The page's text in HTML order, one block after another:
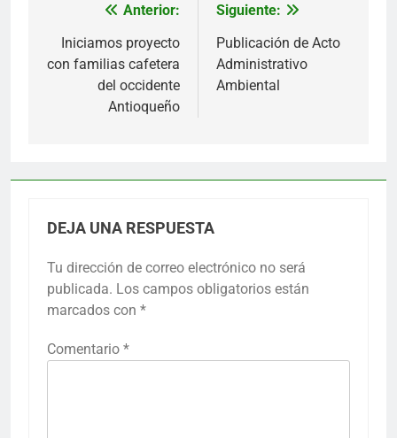
Navegación
de
entradas
Anterior:
Iniciamos proyecto
con familias cafetera
del occidente
Antioqueño
Siguiente:
Publicación de Acto
Administrativo
Ambiental
DEJA UNA RESPUESTA
Tu dirección de correo electrónico no será
publicada. Los campos obligatorios están
marcados con *
Comentario *